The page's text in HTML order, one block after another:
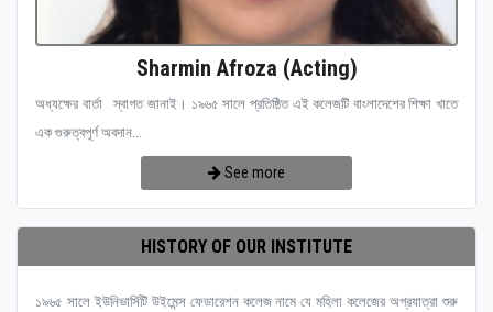
Sharmin Afroza (Acting)
অধ্যক্ষের বার্তা স্বাগত জানাই। ১৯৬৫ সালে প্রতিষ্ঠিত এই কলেজটি বাংলাদেশের শিক্ষা খাতে
এক গুরুত্বপূর্ণ অবদান...
See more
HISTORY OF OUR INSTITUTE
১৯৬৫ সালে ইউনিভার্সিটি উইমেন্স ফেডারেশন কলেজ নামে যে মহিলা কলেজের অগ্রযাত্রা শুরু